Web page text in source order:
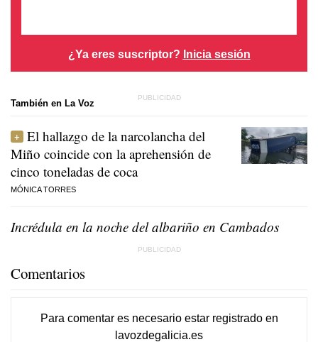
¿Ya eres suscriptor? Inicia sesión
También en La Voz
El hallazgo de la narcolancha del
Miño coincide con la aprehensión de
cinco toneladas de coca
MÓNICA TORRES
Incrédula en la noche del albariño en Cambados
Comentarios
Para comentar es necesario estar registradoen
lavozdegalicia.es